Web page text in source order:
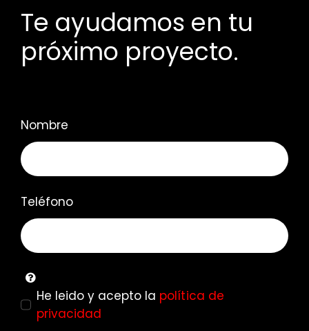
Te ayudamos en tu
próximo proyecto.
Nombre
Teléfono
He leido y acepto la política de
privacidad